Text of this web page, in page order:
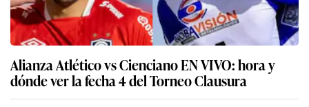
Alianza Atlético vs Cienciano EN VIVO: hora y
dónde ver la fecha 4 del Torneo Clausura